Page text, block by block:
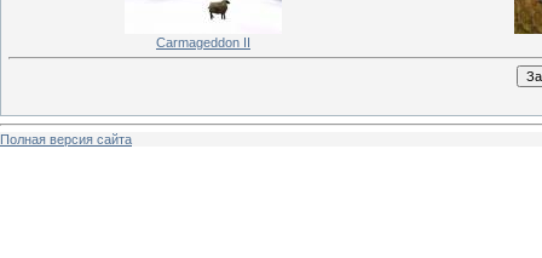
Carmageddon II
Полная версия сайта